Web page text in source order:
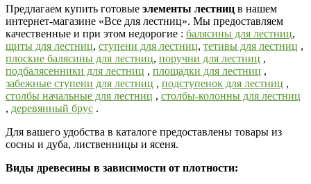
Предлагаем купить готовые элементы лестниц в нашем
интернет-магазине «Все для лестниц». Мы предоставляем
качественные и при этом недорогие : балясины для лестниц,
щиты для лестниц, ступени для лестниц, тетивы для лестниц ,
плоские балясины для лестниц, поручни для лестниц ,
подбалясенники для лестниц , площадки для лестниц ,
забежные ступени для лестниц , подступенок для лестниц ,
столбы начальные для лестниц , столбы-колонны для лестниц
, деревянный брус .
Для вашего удобства в каталоге предоставлены товары из
сосны и дуба, лиственницы и ясеня.
Виды древесины в зависимости от плотности: